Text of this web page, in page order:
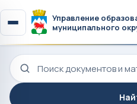
Управление
муниципального
Поиск по сайту